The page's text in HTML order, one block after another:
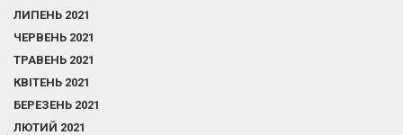
ЛИПЕНЬ 2021
ЧЕРВЕНЬ 2021
ТРАВЕНЬ 2021
КВІТЕНЬ 2021
БЕРЕЗЕНЬ 2021
ЛЮТИЙ 2021